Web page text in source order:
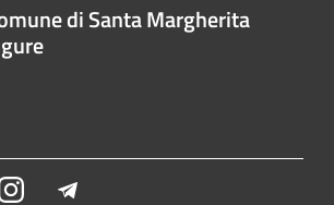
di Santa Margherita
Instagram